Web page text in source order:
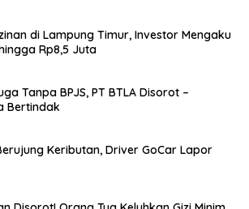
di Lampung Timur, Investor Mengaku
Rp8,5 Juta
Tanpa BPJS, PT BTLA Disorot –
Bertindak
Keributan, Driver GoCar Lapor